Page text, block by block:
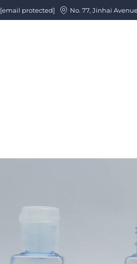
[email protected] No. 77, Jinhai